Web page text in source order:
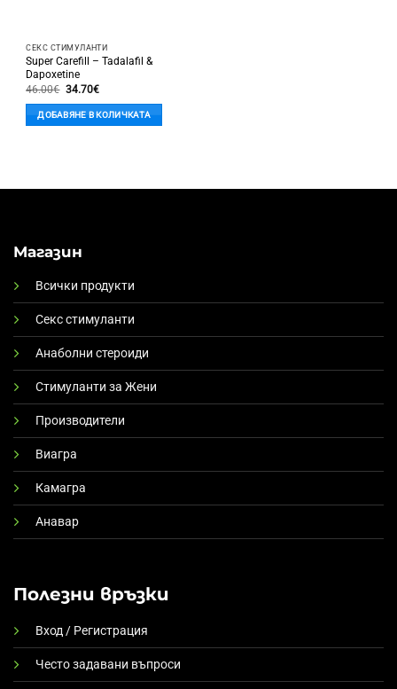
СЕКС СТИМУЛАНТИ
Super Carefill – Tadalafil &
Dapoxetine
46.00€ Original
was:
46.00€.
34.70€Текущата
е:
34.70€.
ДОБАВЯНЕ В КОЛИЧКАТА
Магазин
Всички продукти
Секс стимуланти
Анаболни стероиди
Стимуланти за Жени
Производители
Виагра
Камагра
Анавар
Полезни връзки
Вход / Регистрация
Често задавани въпроси